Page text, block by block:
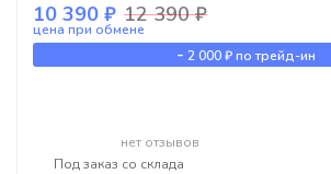
10 390 ₽ 12 390 ₽
цена при обмене
- 2 000 ₽по трейд-ин
нет отзывов
Под заказ со склада